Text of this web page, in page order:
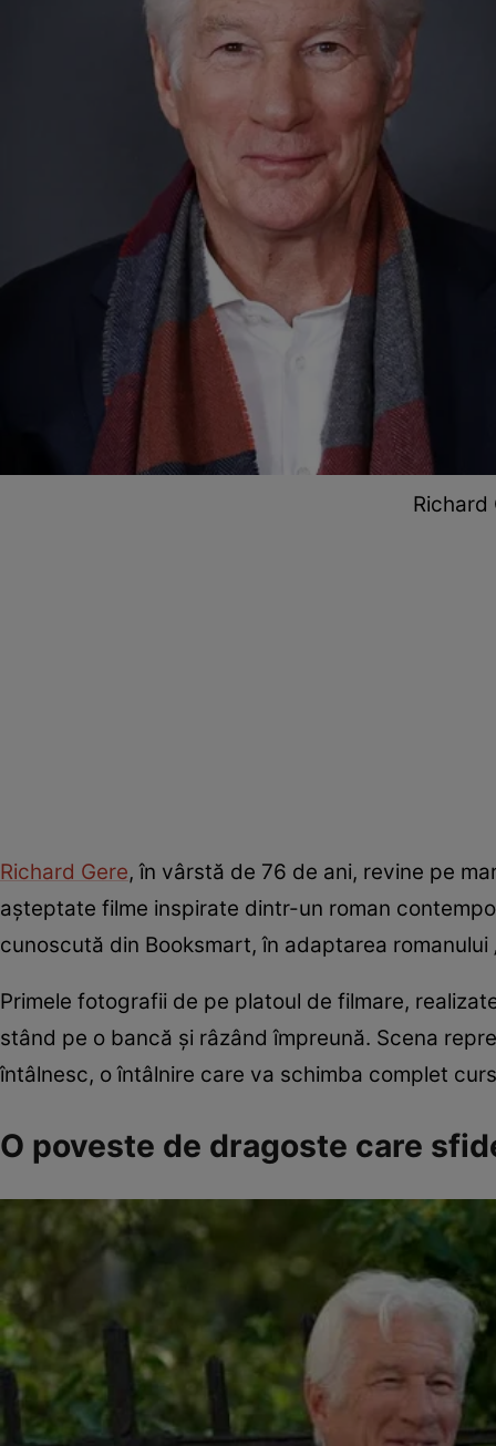
Richard
Richard Gere, în vârstă de 76 de ani, revine pe
așteptate filme inspirate dintr-un roman
cunoscută din Booksmart, în adaptarea
Primele fotografii de pe platoul de filmare,
stând pe o bancă și râzând împreună. Scena
întâlnesc, o întâlnire care va schimba complet
O poveste de dragoste care